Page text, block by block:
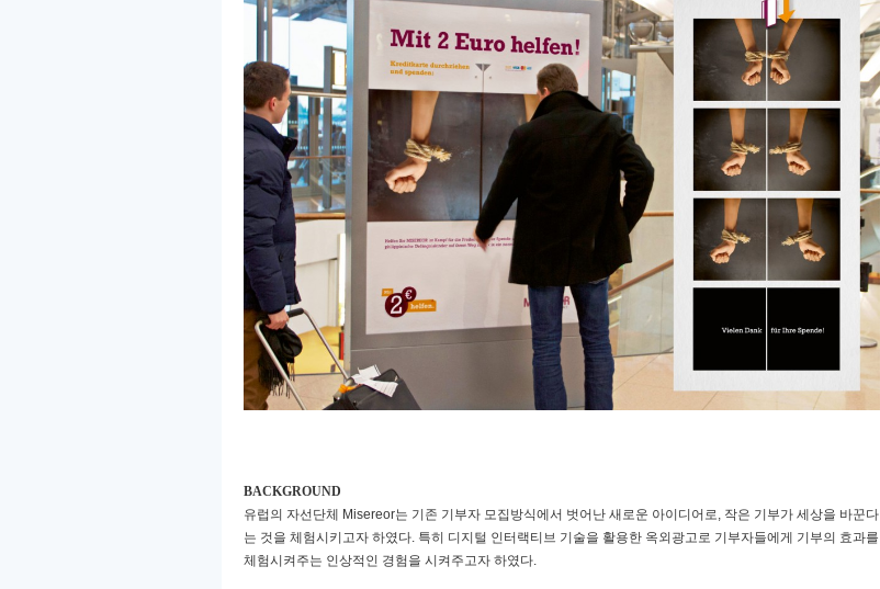
BACKGROUND
유럽의 자선단체 Misereor는 기존 기부자 모집방식에서 벗어난 새로운 아이디어로
작은 기부가 세상을 바꾼다
는 것을 체험시키고자 하였다 특히 디지털 인터랙티브 기술을 활용한 옥외광고로 기부자들에게 기부의 효과를
체험시켜주는 인상적인 경험을 시켜주고자 하였다